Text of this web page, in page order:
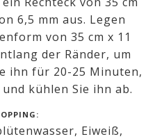
6,5 mm aus. Legen
von 35 cm x 11
der Ränder, um
ihn für 20-25 Minuten,
kühlen Sie ihn ab.
Eiweiß,